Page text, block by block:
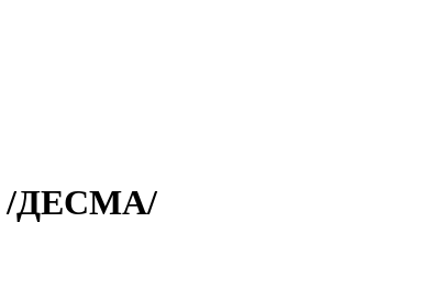
/ДЕСМА/